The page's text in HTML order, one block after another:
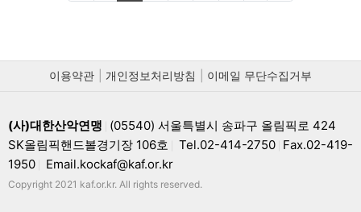
이용약관 개인정보처리방침 이메일 무단수집거부
(사)대한산악연맹 (05540) 서울특별시 송파구 올림픽로 424
SK올림픽핸드볼경기장 106호
Tel.02-414-2750 Fax.02-419-
1950
Email.kockaf@kaf.or.kr
Copyright 2021 kaf.or.kr. All rights reserved.